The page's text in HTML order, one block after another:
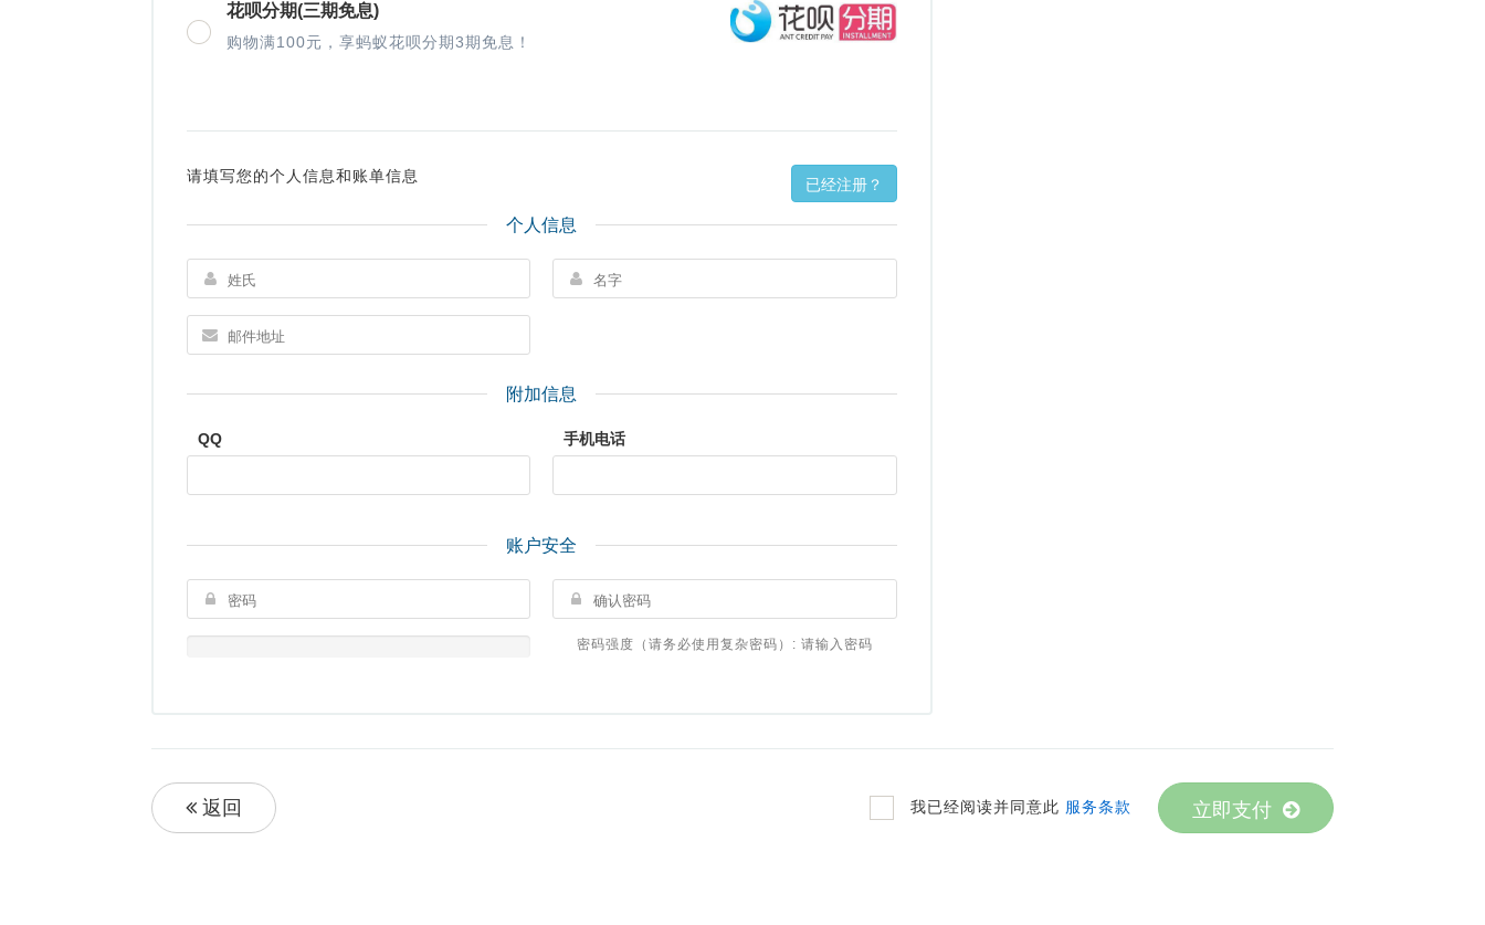
花呗分期(三期免息)
购物满100元，享蚂蚁花呗分期3期免息！
已经注册？
请填写您的个人信息和账单信息
个人信息
附加信息
QQ 手机电话
账户安全
密码强度（请务必使用复杂密码）: 请输入密码
返回 我已经阅读并同意此 服务条款